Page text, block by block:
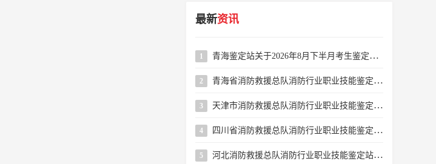
最新资讯
1 青海鉴定站关于2026年8月下半月考生鉴定缴费缴款码公示的公告
2 青海省消防救援总队消防行业职业技能鉴定站2026年8月下半月消防设施操作员职业技能鉴定公告
3 天津市消防救援总队消防行业职业技能鉴定站2026年8月16-31日批次消防设施操作员职业技能鉴定公告
4 四川省消防救援总队消防行业职业技能鉴定站2026年8月消防设施操作员职业技能鉴定考试公告
5 河北消防救援总队消防行业职业技能鉴定站 2026年8月第二批次消防设施操作员职业技能鉴定公告